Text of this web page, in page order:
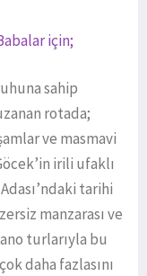
için;
sahip
rotada;
ve masmavi
irili ufaklı
tarihi
manzarası ve
turlarıyla bu
daha fazlasını